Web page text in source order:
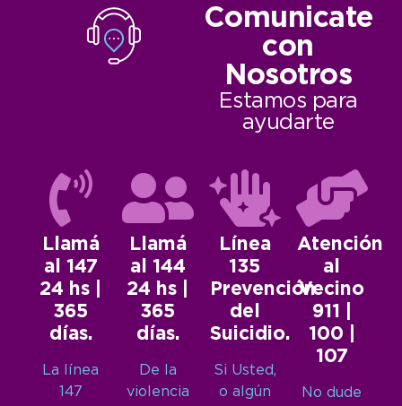
Comunicate
con
Nosotros
Estamos para
ayudarte
Llamá
al 147
24 hs |
365
días.
La línea
147
Llamá
al 144
24 hs |
365
días.
De la
violencia
Línea
135
Prevención
del
Suicidio.
Si Usted,
o algún
Atención
al
Vecino
911 |
100 |
107
No dude